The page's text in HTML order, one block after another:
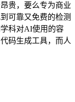
贵，要么专为商业
可靠又免费的检测
科对AI使用的容
码生成工具，而人